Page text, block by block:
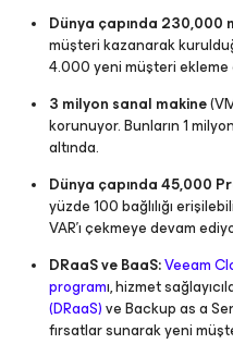
Dünya çapında 230,000
müşteri kazanarak
4.000 yeni müşteri ekleme
3 milyon sanal makine
korunuyor. Bunların 1
altında.
Dünya çapında 45,000
yüzde 100 bağlılığı
VAR’ı çekmeye devam
DRaaS ve BaaS:Veeam
programı, hizmet
(DRaaS)ve Backup as a
fırsatlar sunarak yeni